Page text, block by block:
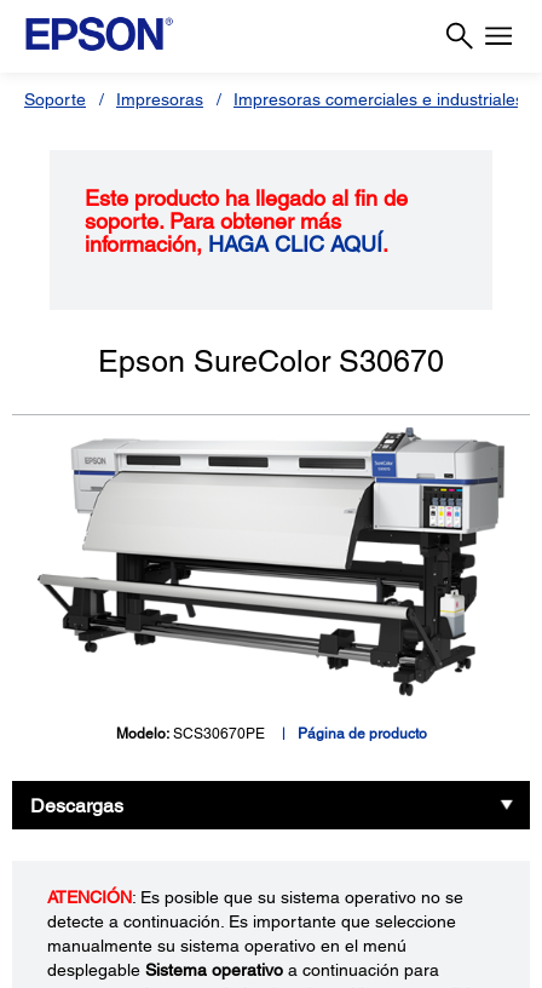
Soporte Impresoras Impresoras comerciales e industriales
Este producto ha llegado al fin de
soporte. Para obtener más
información, HAGA CLIC AQUÍ.
Epson SureColor S30670
Modelo: SCS30670PE Página de producto
Descargas
ATENCIÓN: Es posible que su sistema operativo no se
detecte a continuación. Es importante que seleccione
manualmente su sistema operativo en el menú
desplegable Sistema operativo a continuación para